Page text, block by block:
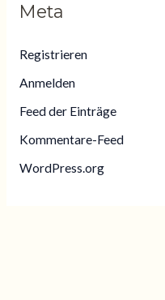
Meta
Registrieren
Anmelden
Feed der Einträge
Kommentare-Feed
WordPress.org